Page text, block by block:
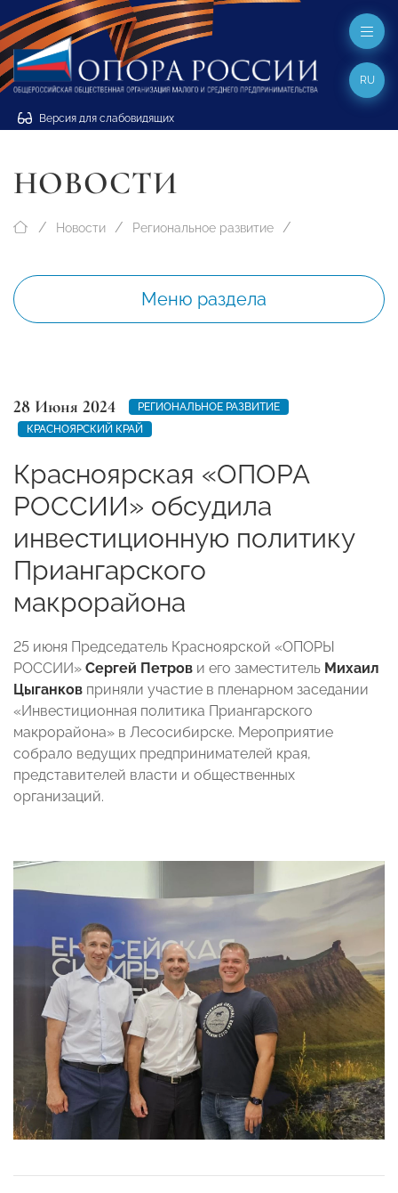
Версия для слабовидящих
RU
НОВОСТИ
Новости Региональное развитие
Меню раздела
28 Июня 2024
РЕГИОНАЛЬНОЕ РАЗВИТИЕ
КРАСНОЯРСКИЙ КРАЙ
Красноярская «ОПОРА
РОССИИ» обсудила
инвестиционную политику
Приангарского
макрорайона
25 июня Председатель Красноярской «ОПОРЫ
РОССИИ» Сергей Петров и его заместитель Михаил
Цыганков приняли участие в пленарном заседании
«Инвестиционная политика Приангарского
макрорайона» в Лесосибирске. Мероприятие
собрало ведущих предпринимателей края,
представителей власти и общественных
организаций.